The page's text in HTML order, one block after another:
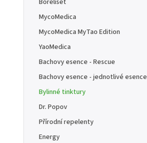
Boreliset
MycoMedica
MycoMedica MyTao Edition
YaoMedica
Bachovy esence - Rescue
Bachovy esence - jednotlivé esence
Bylinné tinktury
Dr. Popov
Přírodní repelenty
Energy